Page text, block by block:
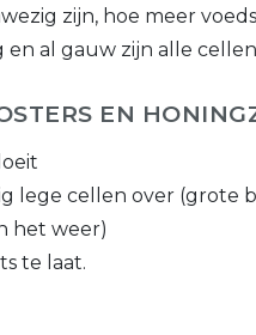
zijn, hoe meer
al gauw zijn alle
EN
lege cellen over (grote
het weer)
te laat.